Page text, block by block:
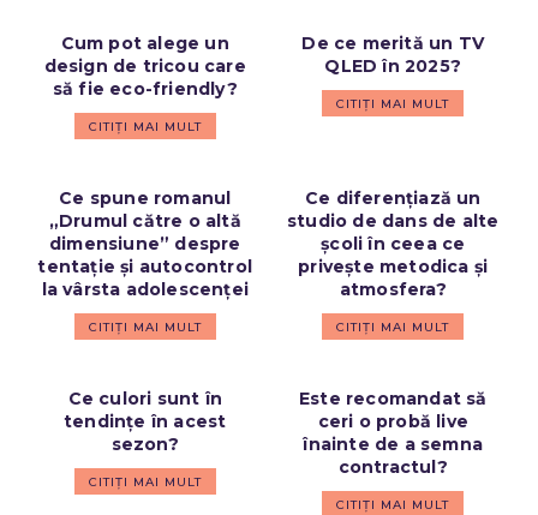
Cum pot alege un
design de tricou care
să fie eco-friendly?
CITIȚI MAI MULT
De ce merită un TV
QLED în 2025?
CITIȚI MAI MULT
Ce spune romanul
„Drumul către o altă
dimensiune” despre
tentație și autocontrol
la vârsta adolescenței
CITIȚI MAI MULT
Ce diferențiază un
studio de dans de alte
școli în ceea ce
privește metodica și
atmosfera?
CITIȚI MAI MULT
Ce culori sunt în
tendințe în acest
sezon?
CITIȚI MAI MULT
Este recomandat să
ceri o probă live
înainte de a semna
contractul?
CITIȚI MAI MULT